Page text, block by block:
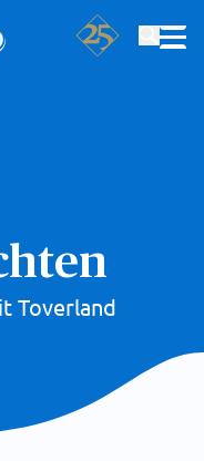
Toverland